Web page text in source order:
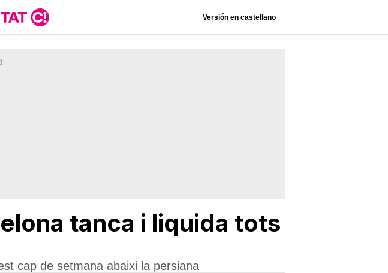
Versión en castellano
tanca i liquida tots
cap de setmana abaixi la persiana